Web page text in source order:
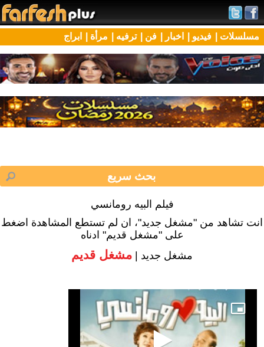
مسلسلات | فيديو | اخبار | فن | ترفيه | مرأة | ابراج
فيلم البيه رومانسي
انت تشاهد من "مشغل جديد"، ان لم تستطع المشاهدة اضغط
على "مشغل قديم" ادناه
مشغل جديد | مشغل قديم